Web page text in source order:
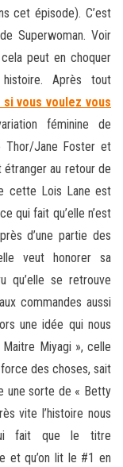
cet épisode). C’est
Superwoman. Voir
peut en choquer
Après tout
vous voulez vous
féminine de
Thor/Jane Foster et
au retour de
cette Lois Lane est
qui fait qu’elle n’est
d’une partie des
veut honorer sa
qu’elle se retrouve
commandes aussi
une idée qui nous
Miyagi », celle
des choses, sait
une sorte de « Betty
vite l’histoire nous
fait que le titre
et qu’on lit le #1 en